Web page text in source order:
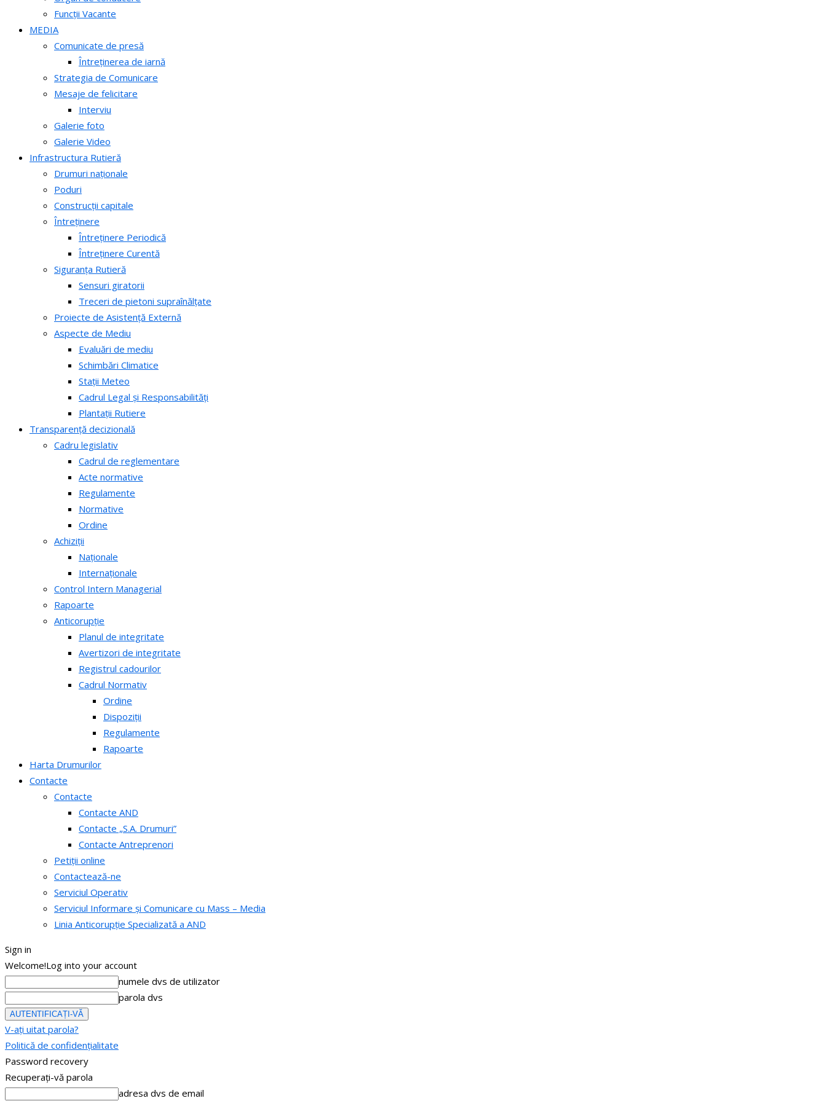
Funcții Vacante
MEDIA
Comunicate de presă
Întreținerea de iarnă
Strategia de Comunicare
Mesaje de felicitare
Interviu
Galerie foto
Galerie Video
Infrastructura Rutieră
Drumuri naționale
Poduri
Construcții capitale
Întreținere
Întreținere Periodică
Întreținere Curentă
Siguranța Rutieră
Sensuri giratorii
Treceri de pietoni supraînălțate
Proiecte de Asistență Externă
Aspecte de Mediu
Evaluări de mediu
Schimbări Climatice
Stații Meteo
Cadrul Legal și Responsabilități
Plantații Rutiere
Transparență decizională
Cadru legislativ
Cadrul de reglementare
Acte normative
Regulamente
Normative
Ordine
Achiziții
Naționale
Internaționale
Control Intern Managerial
Rapoarte
Anticorupție
Planul de integritate
Avertizori de integritate
Registrul cadourilor
Cadrul Normativ
Ordine
Dispoziții
Regulamente
Rapoarte
Harta Drumurilor
Contacte
Contacte
Contacte AND
Contacte „S.A. Drumuri”
Contacte Antreprenori
Petiții online
Contactează-ne
Serviciul Operativ
Serviciul Informare și Comunicare cu Mass – Media
Linia Anticorupție Specializată a AND
Sign in
Welcome!Log into your account
numele dvs de utilizator
parola dvs
V-ați uitat parola?
Politică de confidențialitate
Password recovery
Recuperați-vă parola
adresa dvs de email